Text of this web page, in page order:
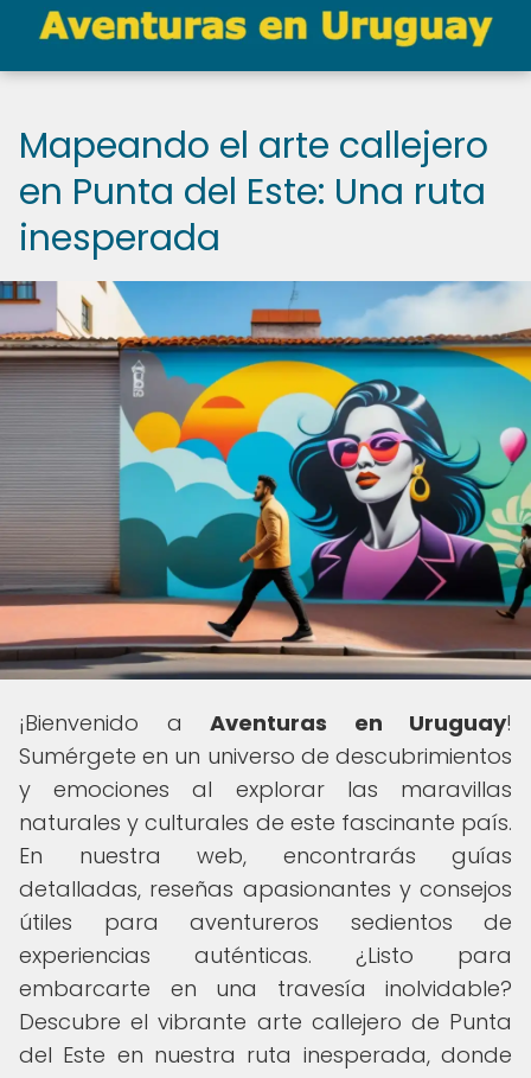
Mapeando el arte callejero
en Punta del Este: Una ruta
inesperada
¡Bienvenido a Aventuras en Uruguay!
Sumérgete en un universo de descubrimientos
y emociones al explorar las maravillas
naturales y culturales de este fascinante país.
En nuestra web, encontrarás guías
detalladas, reseñas apasionantes y consejos
útiles para aventureros sedientos de
experiencias auténticas. ¿Listo para
embarcarte en una travesía inolvidable?
Descubre el vibrante arte callejero de Punta
del Este en nuestra ruta inesperada, donde